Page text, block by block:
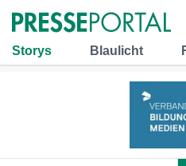
Storys Blaulicht